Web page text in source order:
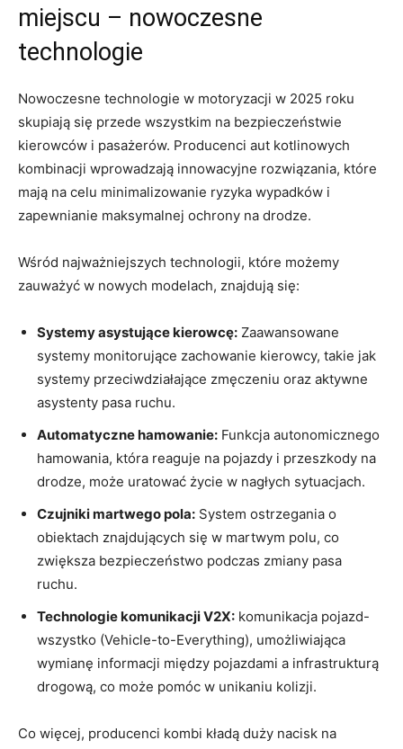
miejscu – nowoczesne ​
technologie
Nowoczesne technologie w ‍motoryzacji w 2025 roku ​
skupiają się przede wszystkim na bezpieczeństwie
kierowców i pasażerów. Producenci aut kotlinowych
kombinacji wprowadzają innowacyjne rozwiązania, które‍
mają na celu minimalizowanie ryzyka wypadków i
zapewnianie⁣ maksymalnej ochrony na drodze.
Wśród​ najważniejszych technologii, ​które⁤ możemy‍
zauważyć w nowych modelach, znajdują się:
Systemy⁢ asystujące‍ kierowcę: Zaawansowane
systemy monitorujące zachowanie kierowcy, takie jak
⁢systemy ‍przeciwdziałające zmęczeniu oraz aktywne‍
asystenty pasa ruchu.
Automatyczne hamowanie: Funkcja autonomicznego
hamowania, która reaguje na pojazdy​ i‍ przeszkody na
‌drodze, może uratować‌ życie w nagłych‍ sytuacjach.
Czujniki martwego pola: System ostrzegania o
obiektach znajdujących się w ‍martwym polu, ⁢co
zwiększa ‌bezpieczeństwo podczas zmiany pasa
ruchu.
Technologie komunikacji V2X: komunikacja pojazd-
wszystko (Vehicle-to-Everything), umożliwiająca
wymianę informacji między ‌pojazdami a ‍infrastrukturą
drogową, co może pomóc w⁣ unikaniu ⁢kolizji.
Co więcej, producenci kombi kładą duży nacisk na